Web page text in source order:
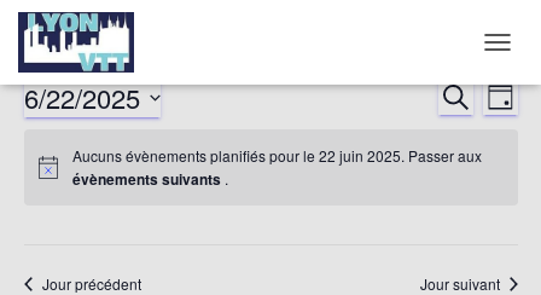
LA
et
de
RECHERCHE
JOUR
6/22/2025
une
date.
Aucuns évènements planifiés pour le 22 juin 2025. Passer aux
évènements suivants .
Jour précédent Jour suivant